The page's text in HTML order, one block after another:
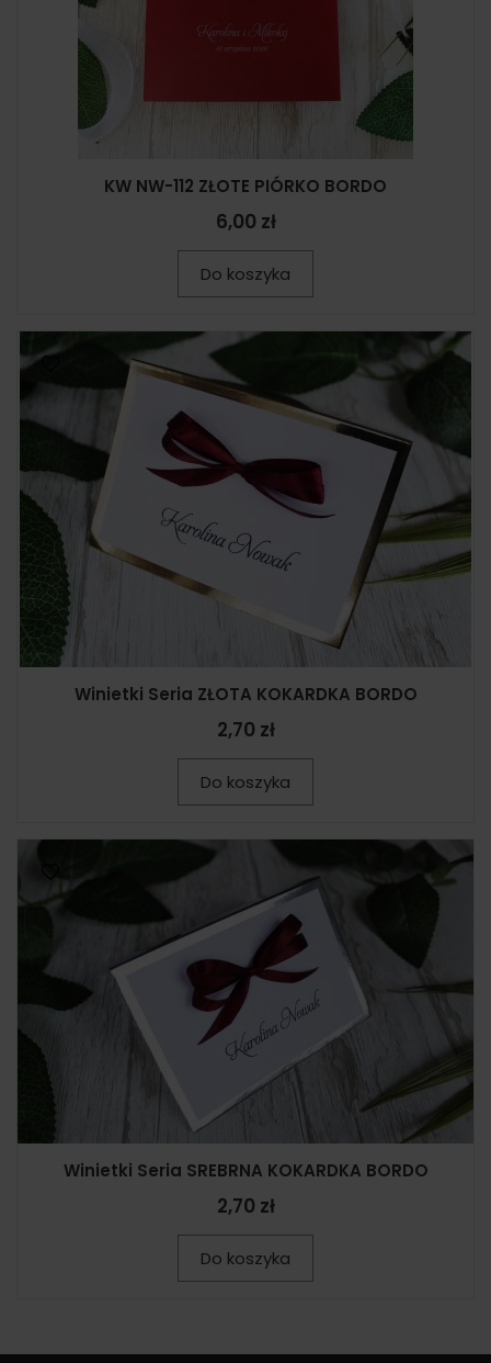
KW NW-112 ZŁOTE PIÓRKO BORDO
6,00 zł
Do koszyka
Winietki Seria ZŁOTA KOKARDKA BORDO
2,70 zł
Do koszyka
Winietki Seria SREBRNA KOKARDKA BORDO
2,70 zł
Do koszyka